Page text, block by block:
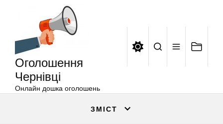
Оголошення
Чернівці
Онлайн дошка оголошень
ЗМІСТ